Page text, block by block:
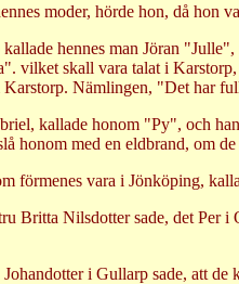
moder, hörde hon, då hon
hennes man Jöran
vilket skall vara talat i
Nämlingen, "Det har
kallade honom "Py", och
honom med en eldbrand, om
förmenes vara i Jönköping,
Britta Nilsdotter sade, det
i Gullarp sade, att